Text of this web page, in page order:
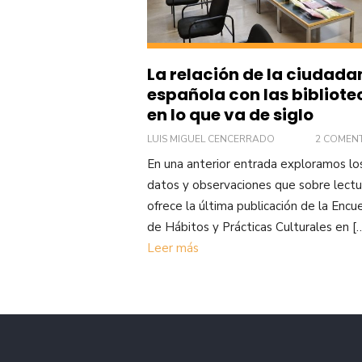
La relación de la
española con las
en lo que va de siglo
LUIS MIGUEL CENCERRADO 2
En una anterior entrada exploramos
datos y observaciones que sobre
ofrece la última publicación de la
de Hábitos y Prácticas Culturales en
Leer más